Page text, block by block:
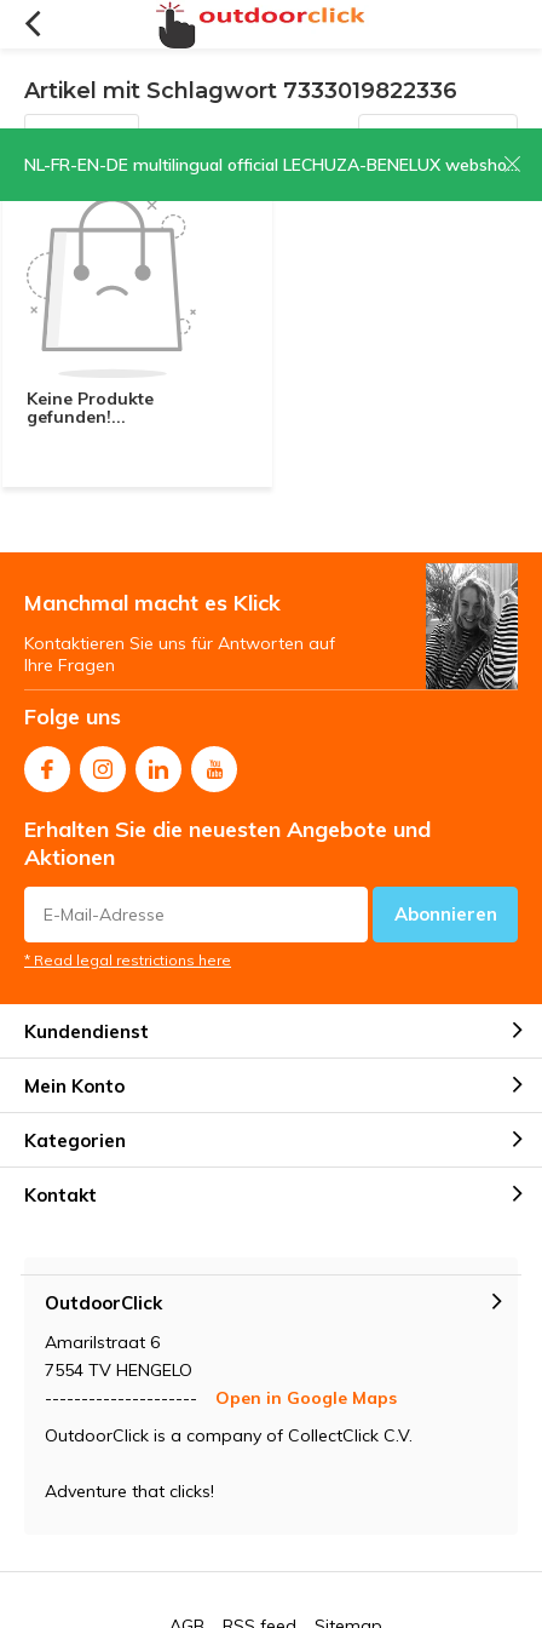
NL-FR-EN-DE multilingual official LECHUZA-BENELUX webshop | CLICK HERE NOW!
Artikel mit Schlagwort 7333019822336
Filter Sortieren nach:
Keine Produkte
gefunden!...
Manchmal macht es Klick
Kontaktieren Sie uns für Antworten auf
Ihre Fragen
Folge uns
Erhalten Sie die neuesten Angebote und
Aktionen
Abonnieren
* Read legal restrictions here
Kundendienst
Mein Konto
Kategorien
Kontakt
OutdoorClick
Amarilstraat 6
7554 TV HENGELO
---------------------
Open in Google Maps
OutdoorClick is a company of CollectClick C.V.
Adventure that clicks!